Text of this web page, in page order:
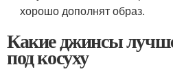
хорошо дополнят образ.
Какие джинсы лучше
под косуху